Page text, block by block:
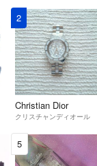
2
Christian Dior
クリスチャンディオール
5